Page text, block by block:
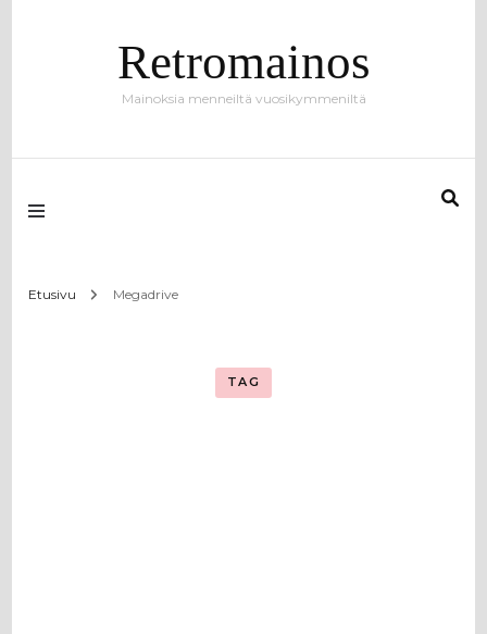
Retromainos
Mainoksia menneiltä vuosikymmeniltä
Etusivu Megadrive
TAG